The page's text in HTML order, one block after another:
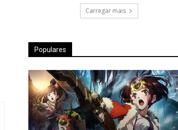
Carregar mais
Populares